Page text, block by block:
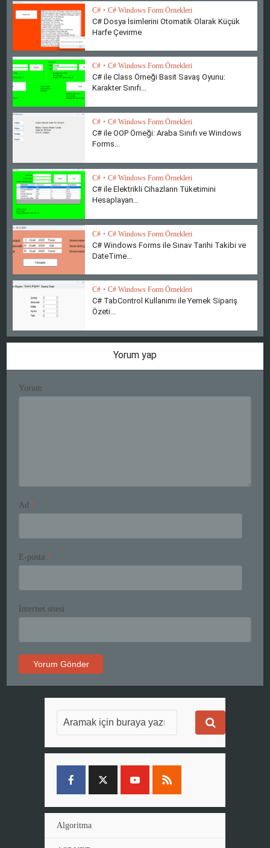
C# • C# Windows Form Örnekleri
C# Dosya İsimlerini Otomatik Olarak Küçük
Harfe Çevirme
C# • C# Windows Form Örnekleri
C# ile Class Örneği Basit Savaş Oyunu:
Karakter Sınıfı...
C# • C# Windows Form Örnekleri
C# ile OOP Örneği: Araba Sınıfı ve Windows
Forms...
C# • C# Windows Form Örnekleri
C# ile Elektrikli Cihazların Tüketimini
Hesaplayan...
C# • C# Windows Form Örnekleri
C# Windows Forms ile Sınav Tarihi Takibi ve
DateTime...
C# • C# Windows Form Örnekleri
C# TabControl Kullanımı ile Yemek Sipariş
Özeti...
Yorum yap
Yorum
Ad *
E-posta *
İnternet sitesi
Algoritma